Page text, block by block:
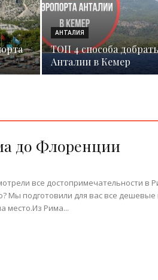
АНТАЛИЯ
ТОП 4 способа
Анталии в Кемер
до Флоренции
все достопримечательности в
Мы подготовили для вас все дешевые
место.Из Рима...